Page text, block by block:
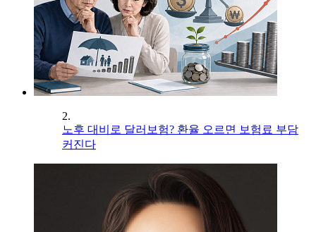
2.
노후 대비로 달러보험? 환율 오르면 보험료 부담
커진다